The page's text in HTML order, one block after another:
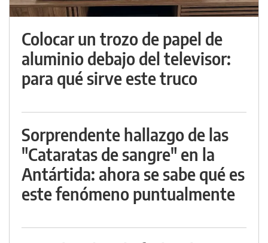
Colocar un trozo de papel de
aluminio debajo del televisor:
para qué sirve este truco
Sorprendente hallazgo de las
"Cataratas de sangre" en la
Antártida: ahora se sabe qué es
este fenómeno puntualmente